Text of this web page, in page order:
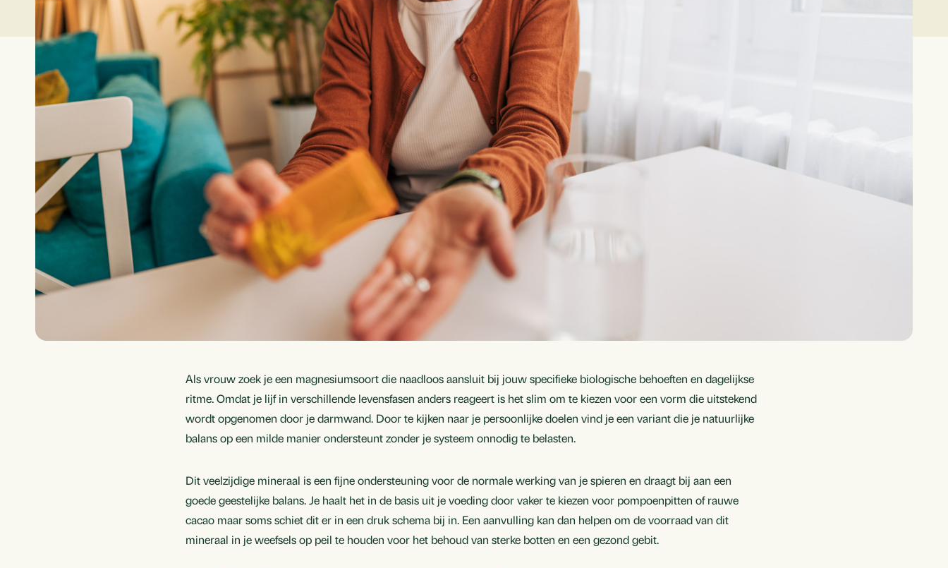
Als vrouw zoek je een magnesiumsoort die naadloos aansluit bij jouw specifieke biologische behoeften en dagelijkse
ritme. Omdat je lijf in verschillende levensfasen anders reageert is het slim om te kiezen voor een vorm die uitstekend
wordt opgenomen door je darmwand. Door te kijken naar je persoonlijke doelen vind je een variant die je natuurlijke
balans op een milde manier ondersteunt zonder je systeem onnodig te belasten.
Dit veelzijdige mineraal is een fijne ondersteuning voor de normale werking van je spieren en draagt bij aan een
goede geestelijke balans. Je haalt het in de basis uit je voeding door vaker te kiezen voor pompoenpitten of rauwe
cacao maar soms schiet dit er in een druk schema bij in. Een aanvulling kan dan helpen om de voorraad van dit
mineraal in je weefsels op peil te houden voor het behoud van sterke botten en een gezond gebit.